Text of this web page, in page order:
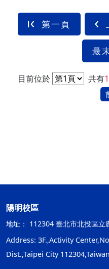
第一頁
最
目前位於 共有
陽明校區
地址： 112304 臺北市北投區立
Address: 3F.,Activity
Dist.,Taipei City